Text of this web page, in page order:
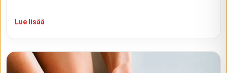
Lue lisää